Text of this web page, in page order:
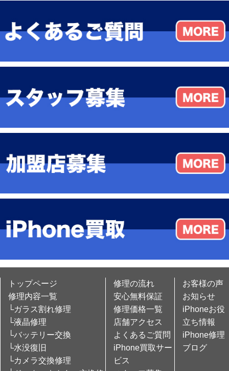
トップページ
修理内容一覧
└ガラス割れ修理
└液晶修理
└バッテリー交換
└水没復旧
└カメラ交換修理
修理の流れ
安心無料保証
修理価格一覧
店舗アクセス
よくあるご質問
iPhone買取サー
ビス
お客様の声
お知らせ
iPhoneお役
立ち情報
iPhone修理
ブログ